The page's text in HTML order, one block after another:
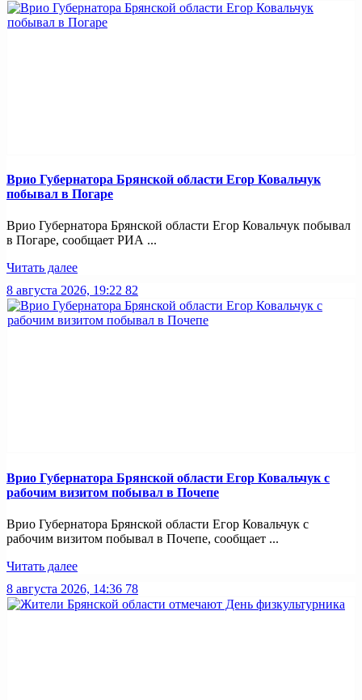
Врио Губернатора Брянской области Егор Ковальчук
побывал в Погаре
Врио Губернатора Брянской области Егор Ковальчук побывал
в Погаре, сообщает РИА ...
Читать далее
8 августа 2026, 19:22 82
Врио Губернатора Брянской области Егор Ковальчук с
рабочим визитом побывал в Почепе
Врио Губернатора Брянской области Егор Ковальчук с
рабочим визитом побывал в Почепе, сообщает ...
Читать далее
8 августа 2026, 14:36 78